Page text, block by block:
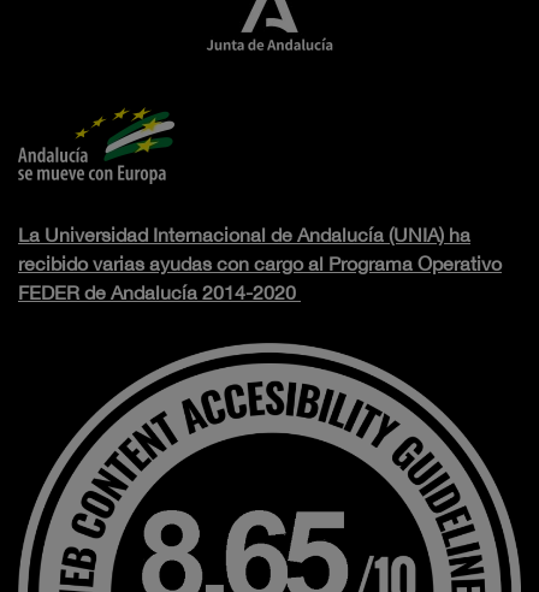
La Universidad Internacional de Andalucía (UNIA) ha
recibido varias ayudas con cargo al Programa Operativo
FEDER de Andalucía 2014-2020